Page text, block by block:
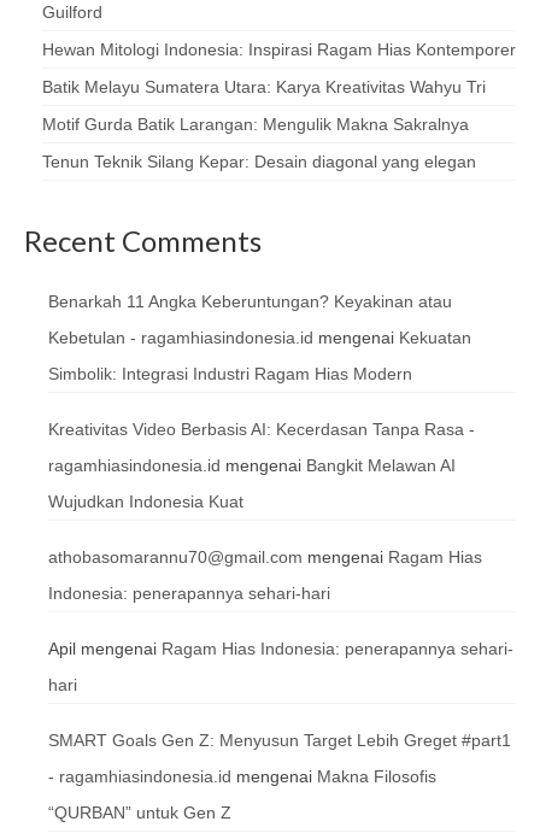
Guilford
Hewan Mitologi Indonesia: Inspirasi Ragam Hias Kontemporer
Batik Melayu Sumatera Utara: Karya Kreativitas Wahyu Tri
Motif Gurda Batik Larangan: Mengulik Makna Sakralnya
Tenun Teknik Silang Kepar: Desain diagonal yang elegan
Recent Comments
Benarkah 11 Angka Keberuntungan? Keyakinan atau
Kebetulan - ragamhiasindonesia.id mengenai Kekuatan
Simbolik: Integrasi Industri Ragam Hias Modern
Kreativitas Video Berbasis AI: Kecerdasan Tanpa Rasa -
ragamhiasindonesia.id mengenai Bangkit Melawan AI
Wujudkan Indonesia Kuat
athobasomarannu70@gmail.com mengenai Ragam Hias
Indonesia: penerapannya sehari-hari
Apil mengenai Ragam Hias Indonesia: penerapannya sehari-
hari
SMART Goals Gen Z: Menyusun Target Lebih Greget #part1
- ragamhiasindonesia.id mengenai Makna Filosofis
“QURBAN” untuk Gen Z